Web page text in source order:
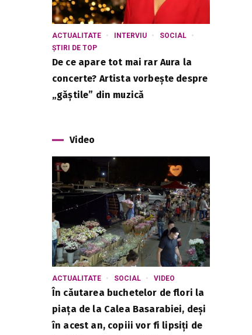
ACTUALITATE INTERVIU
SOCIAL
ȘTIRI DE TOP
De ce apare tot mai rar Aura la
concerte? Artista vorbește despre
„găștile” din muzică
Video
ACTUALITATE SOCIAL VIDEO
În căutarea buchetelor de flori la
piața de la Calea Basarabiei, deși
în acest an, copiii vor fi lipsiți de